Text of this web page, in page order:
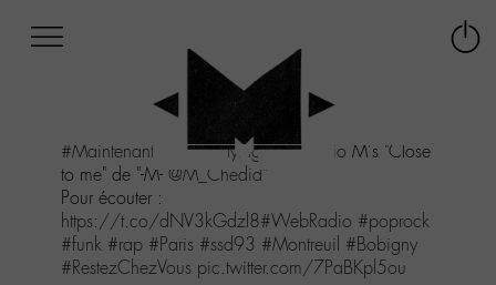
menu
Aller
contenu
Aller
#Maintenant #NowPlayingsur#Radio M's "Close
to me" de "-M- @M_Chedid"
Pour écouter :
https://t.co/dNV3kGdzl8#WebRadio #poprock
#funk #rap #Paris #ssd93 #Montreuil #Bobigny
#RestezChezVous pic.twitter.com/7PaBKpl5ou